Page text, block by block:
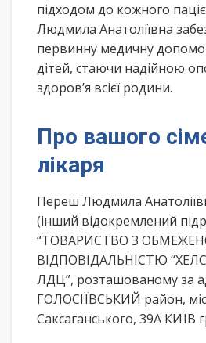
підходом до кожного
Людмила Анатоліївна
первинну медичну
дітей, стаючи надійною
здоров’я всієї родини.
Про вашого
лікаря
Переш Людмила
(інший відокремлений
“ТОВАРИСТВО З
ВІДПОВІДАЛЬНІСТЮ
ЛДЦ”, розташованому за
ГОЛОСІЇВСЬКИЙ район,
Саксаганського, 39А КИЇВ